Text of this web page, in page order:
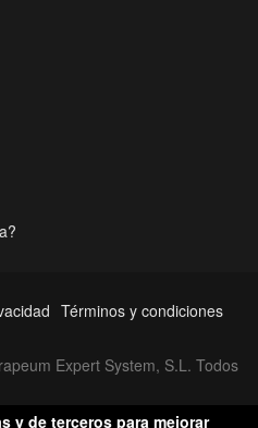
Términos y condiciones
Expert System, S.L. Todos
y de terceros para mejorar